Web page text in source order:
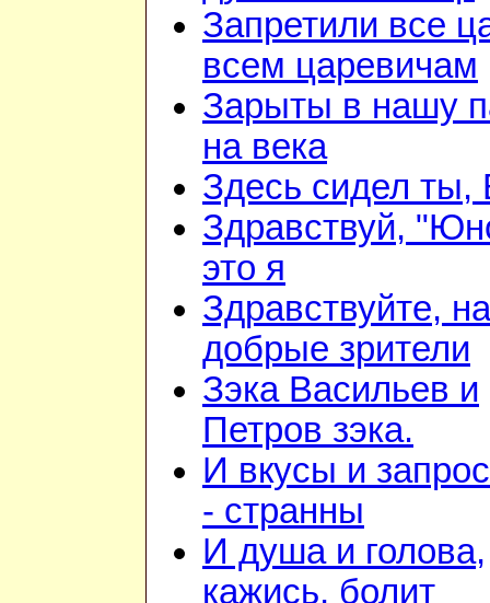
Запретили все
всем царевичам
Зарыты в нашу
на века
Здесь сидел ты,
Здравствуй,
это я
Здравствуйте,
добрые зрители
Зэка Васильев и
Петров зэка.
И вкусы и
- странны
И душа и голова,
кажись, болит